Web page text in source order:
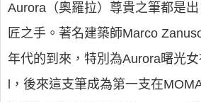
Aurora（奧羅拉）尊貴之筆都是
匠之手。著名建築師Marco
年代的到來，特別為Aurora曙光
l，後來這支筆成為第一支在